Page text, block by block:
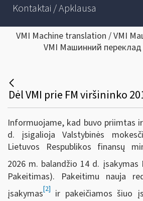
Kontaktai / Apklausa
VMI Machine translation / VMI
VMI Машинний переклад
Informuojame, kad buvo priimtas
d. įsigalioja Valstybinės
Lietuvos Respublikos finansų
2026 m. balandžio 14 d. įsakymas
Pakeitimas). Pakeitimu nauja
įsakymas[2] ir pakeičiamos šiuo